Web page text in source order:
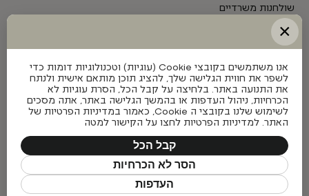
שולחנות משרדיים
שולחנות מנהלים
שולחנות לחדרי ישיבות
שולחנות מתכווננים חשמליים
×
אנו משתמשים בקובצי Cookie (עוגיות) וטכנולוגיות דומות כדי
לשפר את חווית הגלישה שלך, להציג תוכן מותאם אישית ולנתח
את התנועה באתר. בלחיצה על קבל הכל, הסרת עוגיות לא
הכרחיות, ניהול העדפות או בהמשך הגלישה באתר, אתה מסכים
לשימוש שלנו בקובצי ה Cookie, כאמור במדיניות הפרטיות של
האתר. למדיניות הפרטיות לחצו על הקישור למטה
קבל הכל
הסר לא הכרחיות
העדפות